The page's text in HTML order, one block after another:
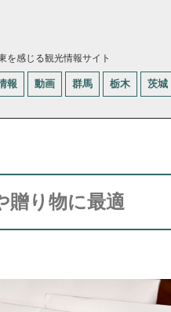
を感じる観光情報サイト
報 動画 群馬 栃木 茨城
り物に最適